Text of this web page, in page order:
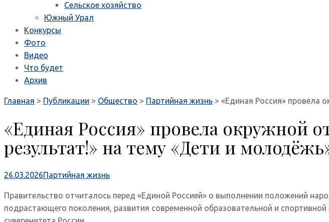
Сельское хозяйство
Южный Урал
Конкурсы
Фото
Видео
Что будет
Архив
Главная > Публикации > Общество > Партийная жизнь > «Единая Россия» провела
«Единая Россия» провела окружной
результат!» на тему «Дети и
26.03.2026Партийная жизнь
Правительство отчиталось перед «Единой Россией» о выполнении положений
подрастающего поколения, развития современной образовательной и